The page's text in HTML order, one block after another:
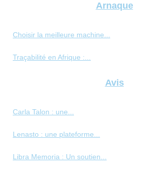
Arnaque
Choisir la meilleure machine...
Traçabilité en Afrique :...
Avis
Carla Talon : une...
Lenasto : une plateforme...
Libra Memoria : Un soutien...